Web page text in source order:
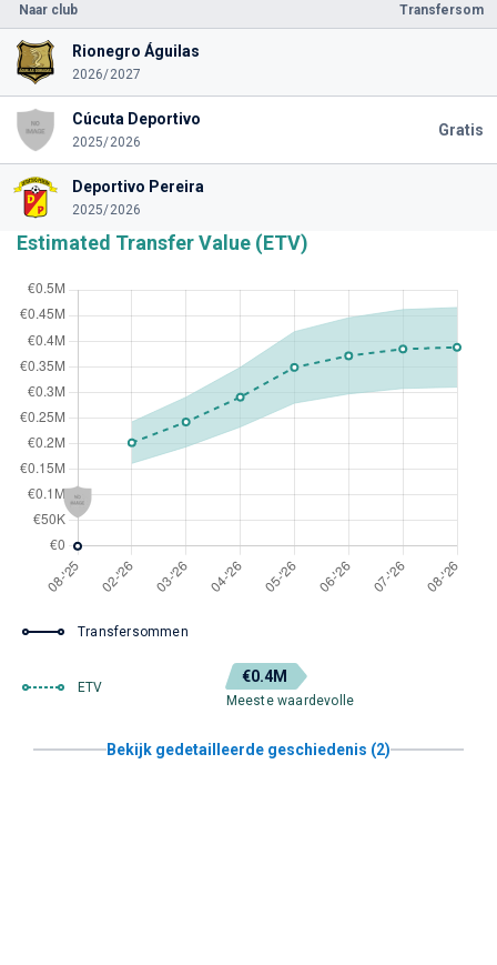
Naar club Transfersom
Rionegro Águilas
2026/2027
Cúcuta Deportivo
2025/2026
Gratis
Deportivo Pereira
2025/2026
Estimated Transfer Value (ETV)
Transfersommen
ETV
€0.4M
Meeste waardevolle
Bekijk gedetailleerde geschiedenis (2)